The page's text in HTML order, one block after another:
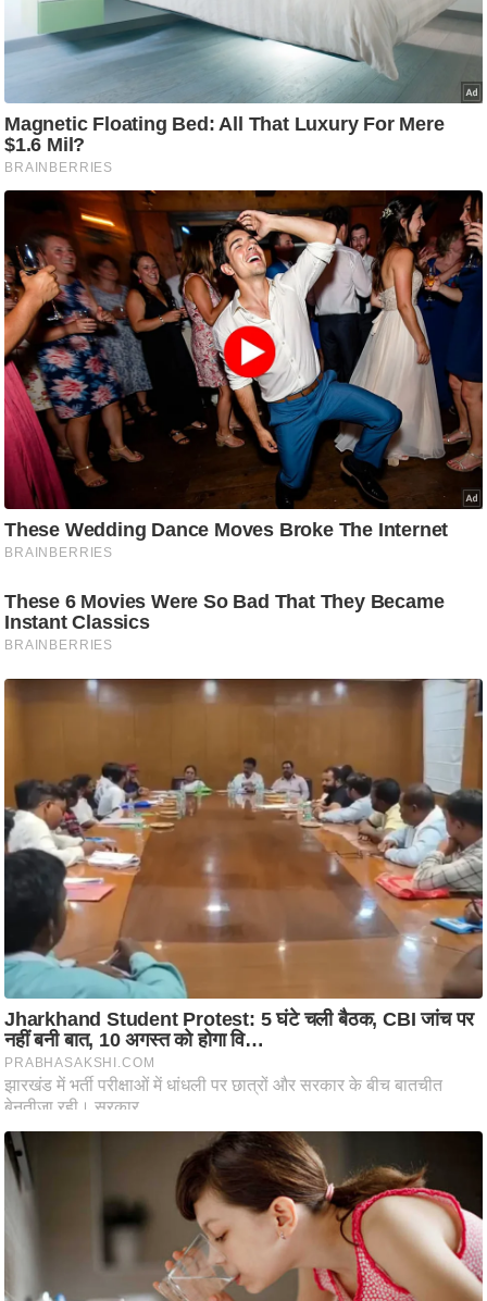
फै
न
घ
रे
लू
स्खे
प
र्य
ट
न
स्थ
ल
फि
ट
ने
स
त्रा
रि
प
रा
ज
वि
श्ले
ण
स
म
सा
म
यि
क